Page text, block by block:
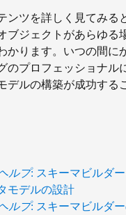
ンツを詳しく見てみる
ブジェクトがあらゆる
かります。いつの間に
のプロフェッショナル
デルの構築が成功する
ルプ: スキーマビルダ
モデルの設計
ルプ: スキーマビルダ